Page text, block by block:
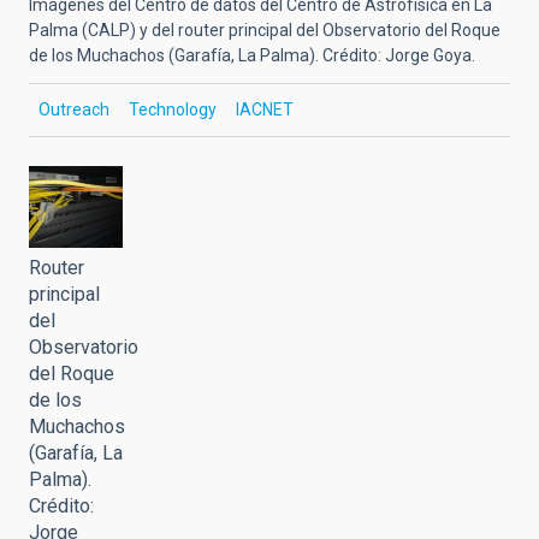
Imágenes del Centro de datos del Centro de Astrofísica en La
Palma (CALP) y del router principal del Observatorio del Roque
de los Muchachos (Garafía, La Palma). Crédito: Jorge Goya.
Outreach Technology IACNET
Router
principal
del
Observatorio
del Roque
de los
Muchachos
(Garafía, La
Palma).
Crédito:
Jorge